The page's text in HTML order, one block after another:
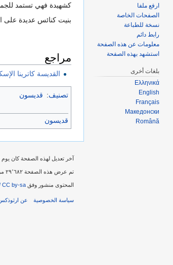
كشهيدة فهي تستمد
بنيت كنائس عديدة على
مراجع
القديسة كاترينا
تصنيف: قديسون
قديسون
ارفع ملفا
الصفحات الخاصة
نسخة للطباعة
رابط دائم
معلومات عن هذه الصفحة
استشهد بهذه الصفحة
بلغات أخرى
Ελληνικά
English
Français
Македонски
Română
آخر تعديل لهذه الصفحة كان يوم ١٤ مايو ٢٠٢٠، الساعة ٢٢:٢٩.
تم عرض هذه الصفحة ٢٩٬٦٨٢ مرة.
المحتوى منشور وفق CC by-sa
سياسة الخصوصية عن